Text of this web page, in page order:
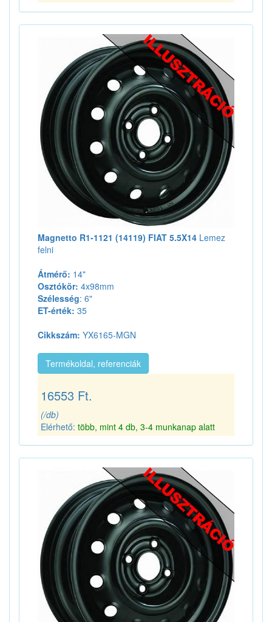
Magnetto R1-1121 (14119) FIAT 5.5X14 Lemez
felni
Átmérő: 14"
Osztókör: 4x98mm
Szélesség: 6"
ET-érték: 35
Cikkszám: YX6165-MGN
Termékoldal, referenciák
16553 Ft.
(/db)
Elérhető: több, mint 4 db, 3-4 munkanap alatt